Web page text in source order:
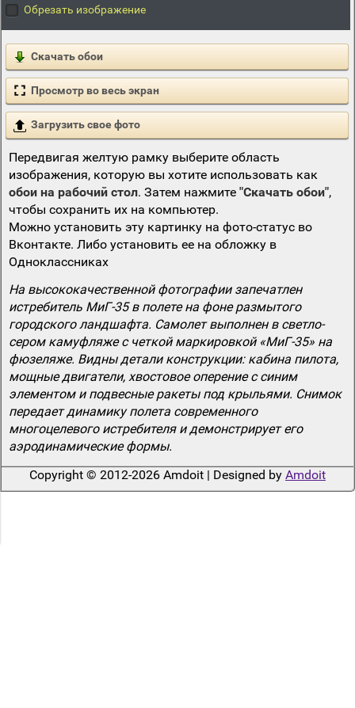
Обрезать изображение
Скачать обои
Просмотр во весь экран
Загрузить свое фото
Передвигая желтую рамку выберите область
изображения, которую вы хотите использовать как
обои на рабочий стол. Затем нажмите "Скачать обои",
чтобы сохранить их на компьютер.
Можно установить эту картинку на фото-статус во
Вконтакте. Либо установить ее на обложку в
Одноклассниках
На высококачественной фотографии запечатлен
истребитель МиГ-35 в полете на фоне размытого
городского ландшафта. Самолет выполнен в светло-
сером камуфляже с четкой маркировкой «МиГ-35» на
фюзеляже. Видны детали конструкции: кабина пилота,
мощные двигатели, хвостовое оперение с синим
элементом и подвесные ракеты под крыльями. Снимок
передает динамику полета современного
многоцелевого истребителя и демонстрирует его
аэродинамические формы.
Copyright © 2012-2026 Amdoit | Designed by Amdoit